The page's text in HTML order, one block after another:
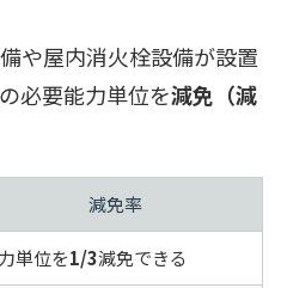
や屋内消火栓設備が設置
必要能力単位を減免（減
減免率
単位を1/3減免できる